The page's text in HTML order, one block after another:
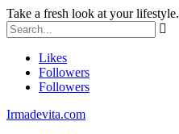
Take a fresh look at your lifestyle.
Likes
Followers
Followers
Irmadevita.com